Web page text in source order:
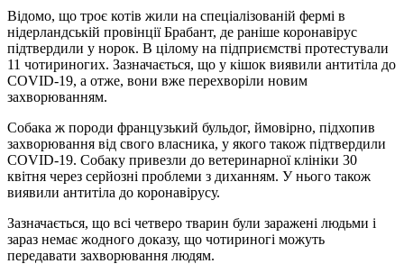
Відомо, що троє котів жили на спеціалізованій фермі в
нідерландській провінції Брабант, де раніше коронавірус
підтвердили у норок. В цілому на підприємстві протестували
11 чотириногих. Зазначається, що у кішок виявили антитіла до
COVID-19, а отже, вони вже перехворіли новим
захворюванням.
Собака ж породи французький бульдог, ймовірно, підхопив
захворювання від свого власника, у якого також підтвердили
COVID-19. Собаку привезли до ветеринарної клініки 30
квітня через серйозні проблеми з диханням. У нього також
виявили антитіла до коронавірусу.
Зазначається, що всі четверо тварин були заражені людьми і
зараз немає жодного доказу, що чотириногі можуть
передавати захворювання людям.